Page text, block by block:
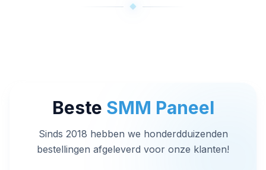
Beste SMM Paneel
Sinds 2018 hebben we honderdduizenden
bestellingen afgeleverd voor onze klanten!